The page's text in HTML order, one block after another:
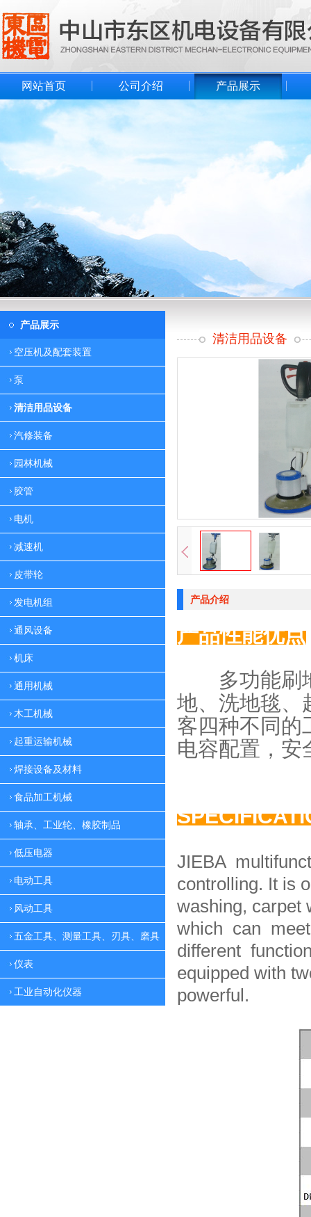
网站首页 公司介绍 产品展示
产品展示
空压机及配套装置
泵
清洁用品设备
汽修装备
园林机械
胶管
电机
减速机
皮带轮
发电机组
通风设备
机床
通用机械
木工机械
起重运输机械
焊接设备及材料
食品加工机械
轴承、工业轮、橡胶制品
低压电器
电动工具
风动工具
五金工具、测量工具、刃具、磨具
仪表
工业自动化仪器
清洁用品设备
产品介绍
产品性能优点
多功能刷地
地、 洗地毯、
客四种不同的
电容配置， 安
JIEBA
controlling. It is
washing, carpet
which can
different
equipped with
powerful.